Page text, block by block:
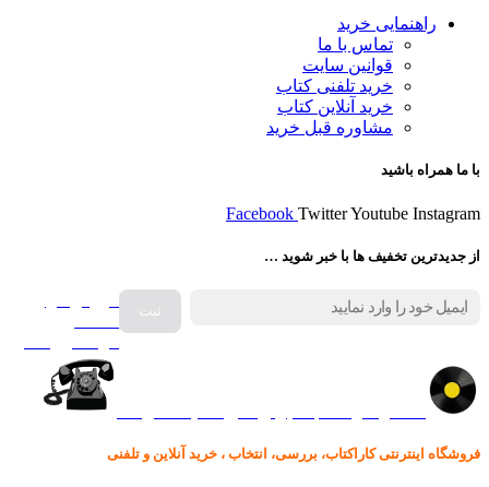
راهنمایی خرید
تماس با ما
قوانین سایت
خرید تلفنی کتاب
خرید آنلاین کتاب
مشاوره قبل خرید
با ما همراه باشید
Facebook TwitterYoutube Instagram
از جدیدترین تخفیف ها با خبر شوید …
فروش انواع
فروشگاه اینترنتی کاراکتاب، بررسی، انتخاب ، خرید آنلاین و تلفنی